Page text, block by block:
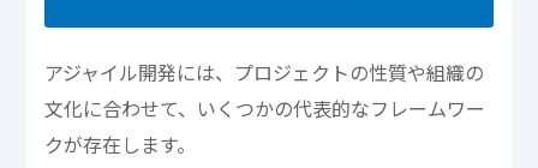
アジャイル開発には、プロジェクトの性質や組織の
文化に合わせて、いくつかの代表的なフレームワー
クが存在します。